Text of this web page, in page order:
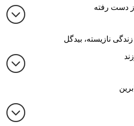
نازیسته، بیدگل